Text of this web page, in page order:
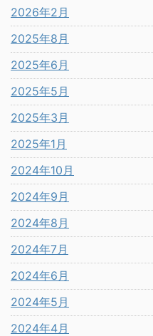
2026年2月
2025年8月
2025年6月
2025年5月
2025年3月
2025年1月
2024年10月
2024年9月
2024年8月
2024年7月
2024年6月
2024年5月
2024年4月